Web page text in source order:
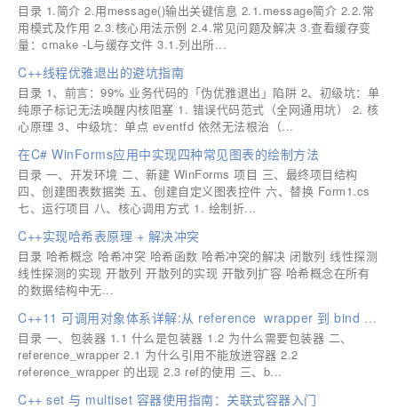
目录 1.简介 2.用message()输出关键信息 2.1.message简介 2.2.常
用模式及作用 2.3.核心用法示例 2.4.常见问题及解决 3.查看缓存变
量：cmake -L与缓存文件 3.1.列出所...
C++线程优雅退出的避坑指南
目录 1、前言：99% 业务代码的「伪优雅退出」陷阱 2、初级坑：单
纯原子标记无法唤醒内核阻塞 1. 错误代码范式（全网通用坑） 2. 核
心原理 3、中级坑：单点 eventfd 依然无法根治（...
在C# WinForms应用中实现四种常见图表的绘制方法
目录 一、开发环境 二、新建 WinForms 项目 三、最终项目结构
四、创建图表数据类 五、创建自定义图表控件 六、替换 Form1.cs
七、运行项目 八、核心调用方式 1. 绘制折...
C++实现哈希表原理 + 解决冲突
目录 哈希概念 哈希冲突 哈希函数 哈希冲突的解决 闭散列 线性探测
线性探测的实现 开散列 开散列的实现 开散列扩容 哈希概念在所有
的数据结构中无...
C++11 可调用对象体系详解:从 reference_wrapper 到 bind 与 function
目录 一、包装器 1.1 什么是包装器 1.2 为什么需要包装器 二、
reference_wrapper 2.1 为什么引用不能放进容器 2.2
reference_wrapper 的出现 2.3 ref的使用 三、b...
C++ set 与 multiset 容器使用指南：关联式容器入门